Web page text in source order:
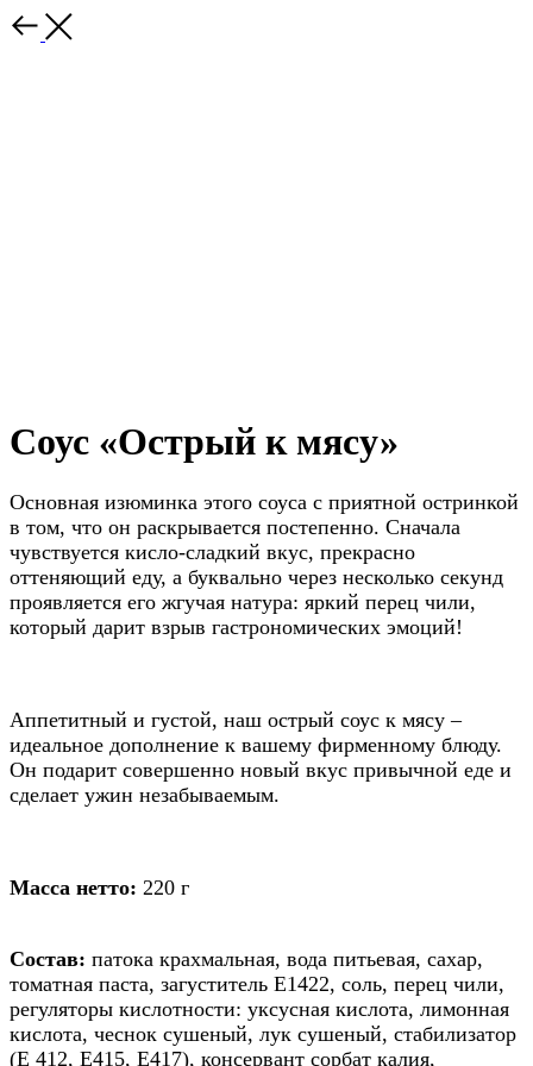
Соус «Острый к мясу»
Основная изюминка этого соуса с приятной остринкой
в том, что он раскрывается постепенно. Сначала
чувствуется кисло-сладкий вкус, прекрасно
оттеняющий еду, а буквально через несколько секунд
проявляется его жгучая натура: яркий перец чили,
который дарит взрыв гастрономических эмоций!
Аппетитный и густой, наш острый соус к мясу –
идеальное дополнение к вашему фирменному блюду.
Он подарит совершенно новый вкус привычной еде и
сделает ужин незабываемым.
Масса нетто: 220 г
Состав: патока крахмальная, вода питьевая, сахар,
томатная паста, загуститель Е1422, соль, перец чили,
регуляторы кислотности: уксусная кислота, лимонная
кислота, чеснок сушеный, лук сушеный, стабилизатор
(Е 412, Е415, Е417), консервант сорбат калия,